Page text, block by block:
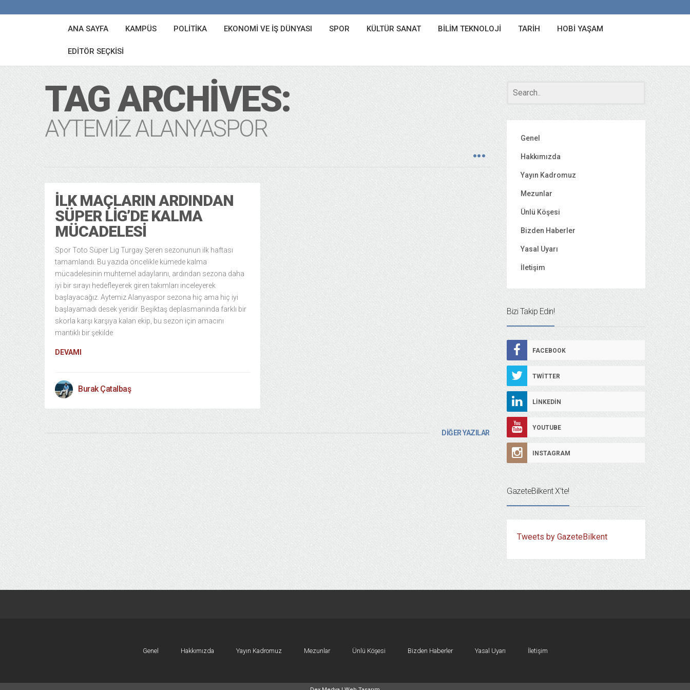
ANA SAYFA KAMPÜS POLITIKA EKONOMI VE İŞ DÜNYASI SPOR KÜLTÜR SANAT BILIM TEKNOLOJI TARIH HOBI YAŞAM
EDITÖR SEÇKISI
TAG ARCHIVES:
AYTEMIZ ALANYASPOR
İLK MAÇLARIN ARDINDAN
SÜPER LIG’DE KALMA
MÜCADELESI
Spor Toto Süper Lig Turgay Şeren sezonunun ilk haftası
tamamlandı. Bu yazıda öncelikle kümede kalma
mücadelesinin muhtemel adaylarını, ardından sezona daha
iyi bir sırayı hedefleyerek giren takımları inceleyerek
başlayacağız. Aytemiz Alanyaspor sezona hiç ama hiç iyi
başlayamadı desek yeridir. Beşiktaş deplasmanında farklı bir
skorla karşı karşıya kalan ekip, bu sezon için amacını
mantıklı bir şekilde
DEVAMI
Burak Çatalbaş
DİĞER YAZILAR
Genel
Hakkımızda
Yayın Kadromuz
Mezunlar
Ünlü Köşesi
Bizden Haberler
Yasal Uyarı
İletişim
Bizi Takip Edin!
FACEBOOK
TWITTER
LINKEDIN
YOUTUBE
INSTAGRAM
GazeteBilkent X’te!
Tweets by GazeteBilkent
Genel Hakkımızda Yayın Kadromuz Mezunlar Ünlü Köşesi Bizden Haberler Yasal Uyarı İletişim